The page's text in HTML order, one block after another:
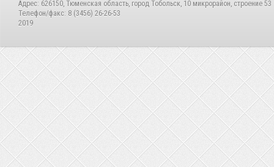
Адрес: 626150, Тюменская область, город Тобольск, 10 микрорайон, строение 53
Телефон/факс: 8 (3456) 26-26-53
2019